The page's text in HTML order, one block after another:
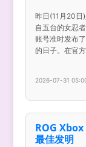
昨日(11月20
自五台的女忍
账号准时发布
的日子。在官
2026-07-31
ROG
最佳发明